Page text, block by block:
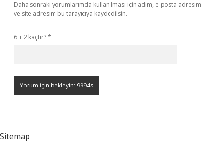
Daha sonraki yorumlarımda kullanılması için adım, e-posta adresim
ve site adresim bu tarayıcıya kaydedilsin.
6 + 2 kaçtır?*
Sitemap